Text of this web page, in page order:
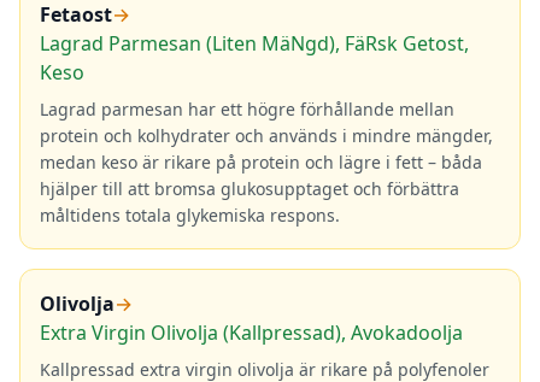
Fetaost→
Lagrad Parmesan (Liten MäNgd), FäRsk Getost,
Keso
Lagrad parmesan har ett högre förhållande mellan
protein och kolhydrater och används i mindre mängder,
medan keso är rikare på protein och lägre i fett – båda
hjälper till att bromsa glukosupptaget och förbättra
måltidens totala glykemiska respons.
Olivolja→
Extra Virgin Olivolja (Kallpressad), Avokadoolja
Kallpressad extra virgin olivolja är rikare på polyfenoler